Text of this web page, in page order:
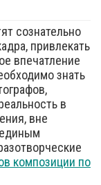
сознательно
привлекать
впечатление
знать
в
вне
композиции по